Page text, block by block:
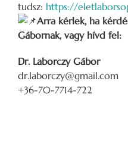
tudsz: https://
Arra kérlek, ha
Gábornak, vagy hívd fel:
Dr. Laborczy Gábor
dr.laborczy@gmail.com
+36-70-7714-722